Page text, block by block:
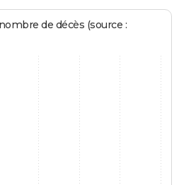
de décès (source :